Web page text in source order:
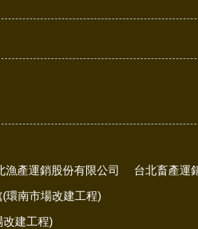
漁產運銷股份有限公司 台北畜產運
環南市場改建工程)
改建工程)